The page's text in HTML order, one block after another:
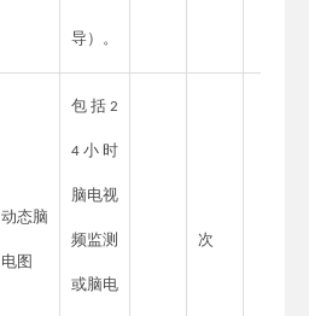
导）。
动态脑
电图
包括 2
4 小时
脑电视
频监测
或脑电
次